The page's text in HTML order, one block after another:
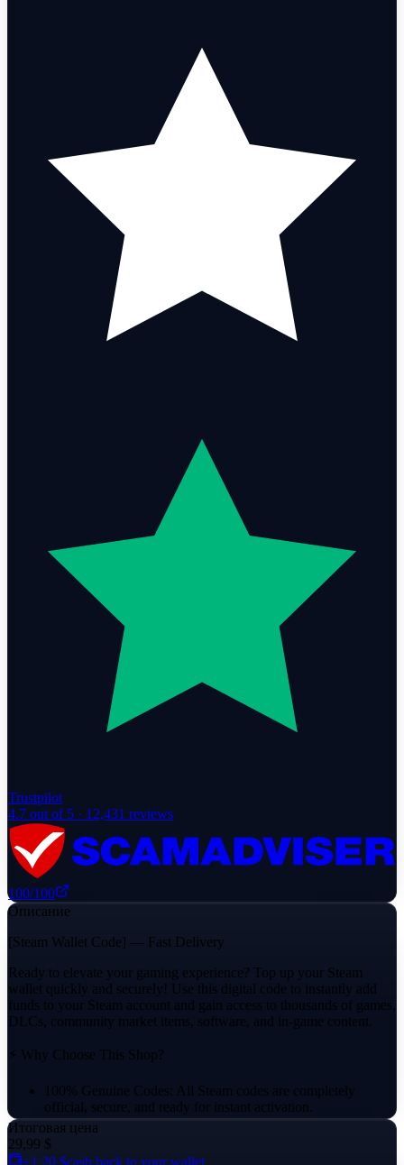
Trustpilot
4.7 out of 5 · 12,431 reviews
100/100
Описание
[Steam Wallet Code] — Fast Delivery
Ready to elevate your gaming experience? Top up your Steam
wallet quickly and securely! Use this digital code to instantly add
funds to your Steam account and gain access to thousands of games,
DLCs, community market items, software, and in-game content.
⚡ Why Choose This Shop?
100% Genuine Codes: All Steam codes are completely
official, secure, and ready for instant activation.
Reliable Delivery: Your activation code will be delivered
directly through the platform's messaging system.
Итоговая цена
29,99 $